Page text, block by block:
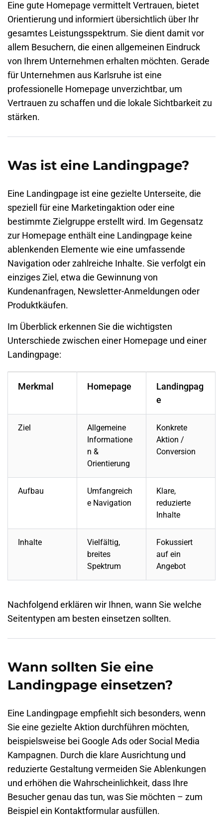
Eine gute Homepage vermittelt Vertrauen, bietet
Orientierung und informiert übersichtlich über Ihr
gesamtes Leistungsspektrum. Sie dient damit vor
allem Besuchern, die einen allgemeinen Eindruck
von Ihrem Unternehmen erhalten möchten. Gerade
für Unternehmen aus Karlsruhe ist eine
professionelle Homepage unverzichtbar, um
Vertrauen zu schaffen und die lokale Sichtbarkeit zu
stärken.
Was ist eine Landingpage?
Eine Landingpage ist eine gezielte Unterseite, die
speziell für eine Marketingaktion oder eine
bestimmte Zielgruppe erstellt wird. Im Gegensatz
zur Homepage enthält eine Landingpage keine
ablenkenden Elemente wie eine umfassende
Navigation oder zahlreiche Inhalte. Sie verfolgt ein
einziges Ziel, etwa die Gewinnung von
Kundenanfragen, Newsletter-Anmeldungen oder
Produktkäufen.
Im Überblick erkennen Sie die wichtigsten
Unterschiede zwischen einer Homepage und einer
Landingpage:
Merkmal Homepage
Landingpag
e
Ziel
Allgemeine
Informatione
n &
Orientierung
Konkrete
Aktion /
Conversion
Aufbau
Umfangreich
e Navigation
Klare,
reduzierte
Inhalte
Inhalte
Vielfältig,
breites
Spektrum
Fokussiert
auf ein
Angebot
Nachfolgend erklären wir Ihnen, wann Sie welche
Seitentypen am besten einsetzen sollten.
Wann sollten Sie eine
Landingpage einsetzen?
Eine Landingpage empfiehlt sich besonders, wenn
Sie eine gezielte Aktion durchführen möchten,
beispielsweise bei Google Adsoder Social Media
Kampagnen. Durch die klare Ausrichtung und
reduzierte Gestaltung vermeiden Sie Ablenkungen
und erhöhen die Wahrscheinlichkeit, dass Ihre
Besucher genau das tun, was Sie möchten – zum
Beispiel ein Kontaktformular ausfüllen.